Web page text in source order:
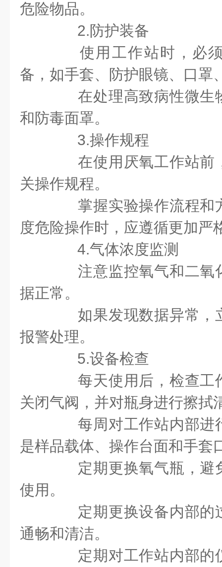
危险物品。
2.防护装备
使用工作站时，必须
备，如手套、防护眼镜、口罩
在处理高致病性微生
和防毒面罩。
3.操作规程
在使用厌氧工作站前
关操作规程。
掌握实验操作流程和
度危险操作时，应遵循更加严
4.气体浓度监测
注意监控氧气和二氧
据正常。
如果发现数据异常，
报警处理。
5.设备检查
每天使用后，检查工
关闭气阀，并对瓶身进行擦拭
每周对工作站内部进
是样品载体、操作台面和手套
定期更换氧气瓶，避
使用。
定期更换设备内部的
通畅和清洁。
定期对工作站内部的